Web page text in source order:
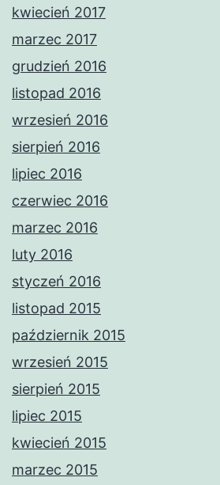
kwiecień 2017
marzec 2017
grudzień 2016
listopad 2016
wrzesień 2016
sierpień 2016
lipiec 2016
czerwiec 2016
marzec 2016
luty 2016
styczeń 2016
listopad 2015
październik 2015
wrzesień 2015
sierpień 2015
lipiec 2015
kwiecień 2015
marzec 2015